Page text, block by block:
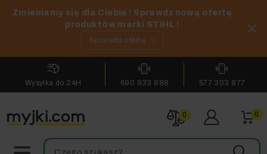
Zmieniamy się dla Ciebie ! Sprawdź nową ofertę
produktów marki STIHL !
Sprawdź ofertę
Wysyłka do 24H 690 933 888 577 303 877
0 0